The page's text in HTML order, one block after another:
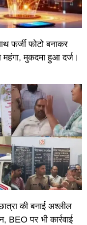
फर्जी फोटो बनाकर
महंगा, मुकदमा हुआ दर्ज।
की बनाई अश्लील
BEO पर भी कार्रवाई